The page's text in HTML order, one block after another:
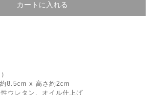
カートに入れる
8.5cm x 高さ約2cm
ウレタン、オイル仕上げ